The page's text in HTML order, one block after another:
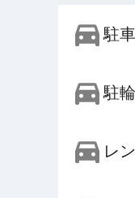
駐
駐
レ